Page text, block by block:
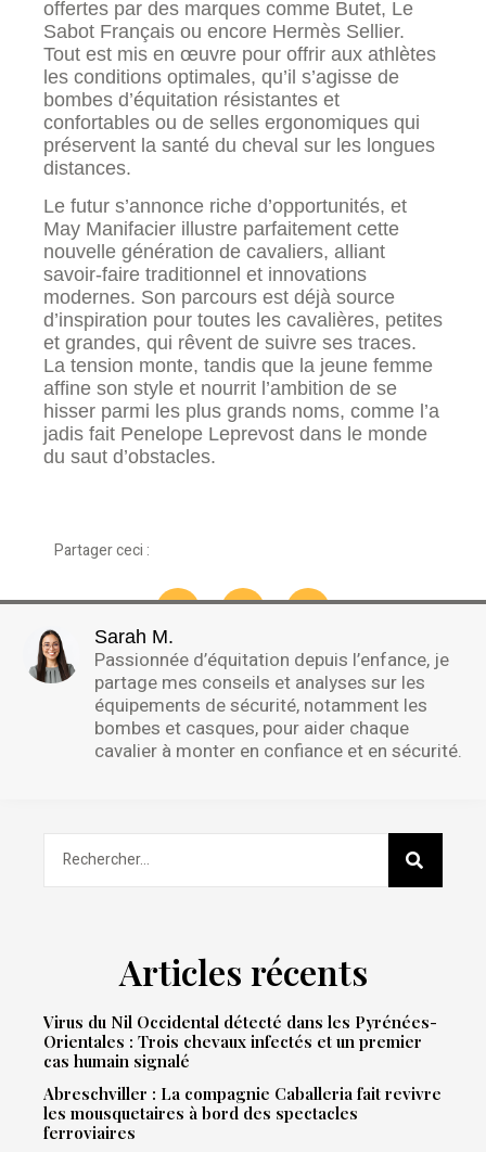
offertes par des marques comme Butet, Le
Sabot Français ou encore Hermès Sellier.
Tout est mis en œuvre pour offrir aux athlètes
les conditions optimales, qu’il s’agisse de
bombes d’équitation résistantes et
confortables ou de selles ergonomiques qui
préservent la santé du cheval sur les longues
distances.
Le futur s’annonce riche d’opportunités, et
May Manifacier illustre parfaitement cette
nouvelle génération de cavaliers, alliant
savoir-faire traditionnel et innovations
modernes. Son parcours est déjà source
d’inspiration pour toutes les cavalières, petites
et grandes, qui rêvent de suivre ses traces.
La tension monte, tandis que la jeune femme
affine son style et nourrit l’ambition de se
hisser parmi les plus grands noms, comme l’a
jadis fait Penelope Leprevost dans le monde
du saut d’obstacles.
Partager ceci :
Sarah M.
Passionnée d’équitation depuis l’enfance, je
partage mes conseils et analyses sur les
équipements de sécurité, notamment les
bombes et casques, pour aider chaque
cavalier à monter en confiance et en sécurité.
Articles récents
Virus du Nil Occidental détecté dans les Pyrénées-
Orientales : Trois chevaux infectés et un premier
cas humain signalé
Abreschviller : La compagnie Caballeria fait revivre
les mousquetaires à bord des spectacles
ferroviaires